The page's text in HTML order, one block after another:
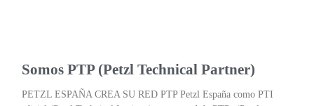
Somos PTP (Petzl Technical Partner)
PETZL ESPAÑA CREA SU RED PTP Petzl España como PTI